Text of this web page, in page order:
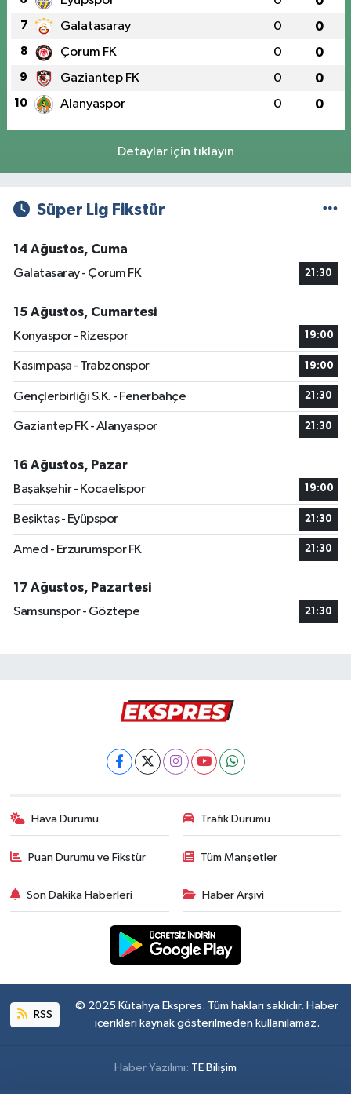
7 Galatasaray 0 0
8 Çorum FK 0 0
9 Gaziantep FK 0 0
10 Alanyaspor 0 0
Detaylar için tıklayın
Süper Lig Fikstür
14 Ağustos, Cuma
Galatasaray - Çorum FK
21:30
15 Ağustos, Cumartesi
Konyaspor - Rizespor
19:00
Kasımpaşa - Trabzonspor 19:00
Gençlerbirliği S.K. - Fenerbahçe 21:30
Gaziantep FK - Alanyaspor 21:30
16 Ağustos, Pazar
Başakşehir - Kocaelispor
19:00
Beşiktaş - Eyüpspor 21:30
Amed - Erzurumspor FK 21:30
17 Ağustos, Pazartesi
Samsunspor - Göztepe
21:30
Hava Durumu Trafik Durumu
Puan Durumu ve Fikstür Tüm Manşetler
Son Dakika Haberleri Haber Arşivi
RSS
© 2025 Kütahya Ekspres. Tüm hakları saklıdır. Haber
içerikleri kaynak gösterilmeden kullanılamaz.
Haber Yazılımı: TE Bilişim